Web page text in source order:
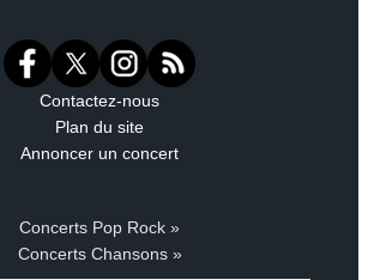
Contactez-nous
Plan du site
Annoncer un concert
Concerts Pop Rock »
Concerts Chansons »